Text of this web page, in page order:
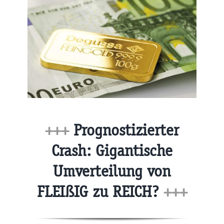
+++Prognostizierter
Crash: Gigantische
Umverteilung von
FLEIßIG zu REICH? +++